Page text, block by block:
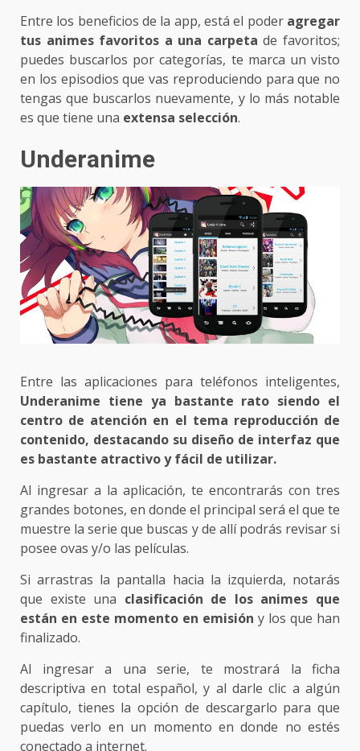
Entre los beneficios de la app, está el poder agregar
tus animes favoritos a una carpeta de favoritos;
puedes buscarlos por categorías, te marca un visto
en los episodios que vas reproduciendo para que no
tengas que buscarlos nuevamente, y lo más notable
es que tiene una extensa selección.
Underanime
Entre las aplicaciones para teléfonos inteligentes,
Underanime tiene ya bastante rato siendo el
centro de atención en el tema reproducción de
contenido, destacando su diseño de interfaz que
es bastante atractivo y fácil de utilizar.
Al ingresar a la aplicación, te encontrarás con tres
grandes botones, en donde el principal será el que te
muestre la serie que buscas y de allí podrás revisar si
posee ovas y/o las películas.
Si arrastras la pantalla hacia la izquierda, notarás
que existe una clasificación de los animes que
están en este momento en emisión y los que han
finalizado.
Al ingresar a una serie, te mostrará la ficha
descriptiva en total español, y al darle clic a algún
capítulo, tienes la opción de descargarlo para que
puedas verlo en un momento en donde no estés
conectado a internet.